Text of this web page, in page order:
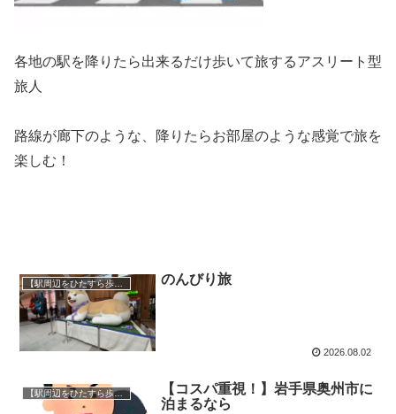
各地の駅を降りたら出来るだけ歩いて旅するアスリート型
旅人
路線が廊下のような、降りたらお部屋のような感覚で旅を
楽しむ！
【駅周辺をひたすら歩く】ぶらり旅 のんびり旅
2026.08.02
【駅周辺をひたすら歩く】ぶらり旅
【コスパ重視！】岩手県奥州市に
泊まるなら